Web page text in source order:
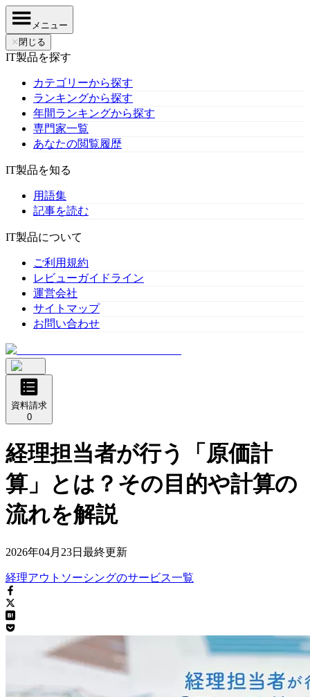
メニュー
✕ 閉じる
IT製品を探す
カテゴリーから探す
ランキングから探す
年間ランキングから探す
専門家一覧
あなたの閲覧履歴
IT製品を知る
用語集
記事を読む
IT製品について
ご利用規約
レビューガイドライン
運営会社
サイトマップ
お問い合わせ
資料請求
0
経理担当者が行う「原価計
算」とは？その目的や計算の
流れを解説
2026年04月23日 最終更新
経理アウトソーシングのサービス一覧